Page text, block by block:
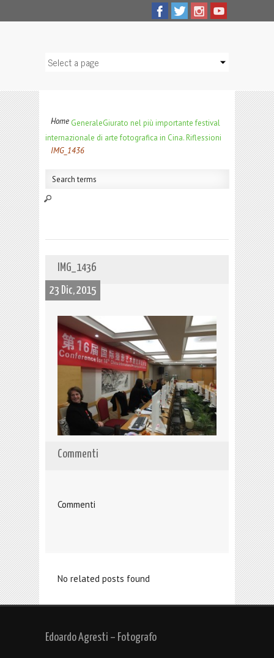
Home GeneraleGiurato nel più importante festival
internazionale di arte fotografica in Cina. Riflessioni
IMG_1436
IMG_1436
23 Dic, 2015
Commenti
Commenti
No related posts found
Edoardo Agresti – Fotografo